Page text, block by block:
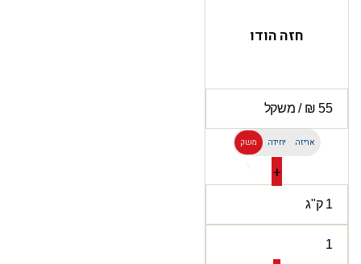
חזה הודו
משק יחידה אריזה
+